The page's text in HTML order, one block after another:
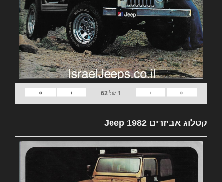
«
‹
1 של62
›
»
קטלוג אביזרים 1982 Jeep